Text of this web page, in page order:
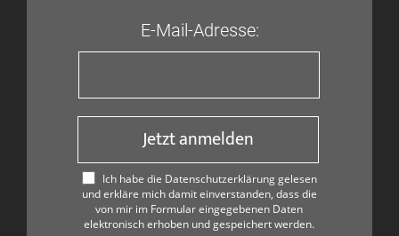
E-Mail-Adresse:
Jetzt anmelden
Ich habe die Datenschutzerklärung gelesen
und erkläre mich damit einverstanden, dass die
von mir im Formular eingegebenen Daten
elektronisch erhoben und gespeichert werden.